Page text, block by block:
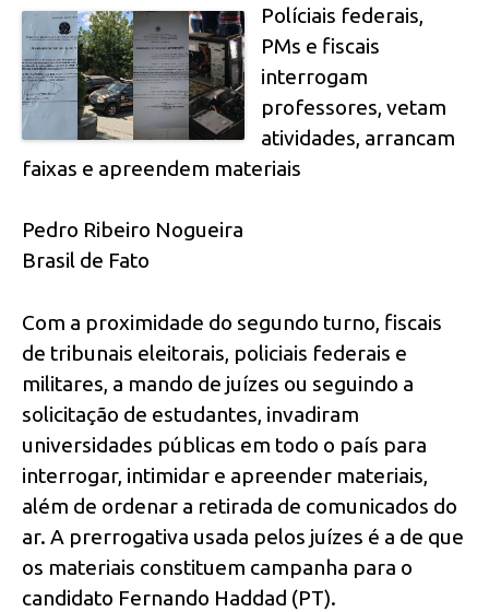
Políciais federais,
PMs e fiscais
interrogam
professores, vetam
atividades, arrancam
faixas e apreendem materiais
Pedro Ribeiro Nogueira
Brasil de Fato
Com a proximidade do segundo turno, fiscais
de tribunais eleitorais, policiais federais e
militares, a mando de juízes ou seguindo a
solicitação de estudantes, invadiram
universidades públicas em todo o país para
interrogar, intimidar e apreender materiais,
além de ordenar a retirada de comunicados do
ar. A prerrogativa usada pelos juízes é a de que
os materiais constituem campanha para o
candidato Fernando Haddad (PT).